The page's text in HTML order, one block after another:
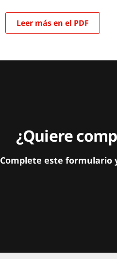
Leer más en el PDF
¿Quiere
Complete este formulario